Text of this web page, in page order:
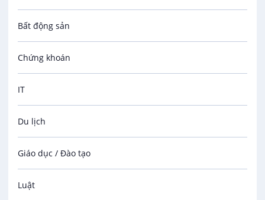
Bất động sản
Chứng khoán
IT
Du lịch
Giáo dục / Đào tạo
Luật